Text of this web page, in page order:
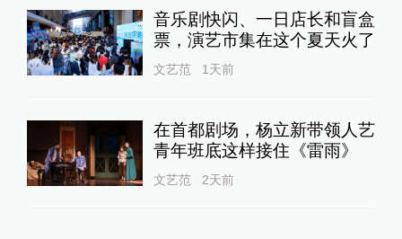
音乐剧快闪、一日店长和盲盒
票，演艺市集在这个夏天火了
文艺范 1天前
在首都剧场，杨立新带领人艺
青年班底这样接住《雷雨》
文艺范 2天前